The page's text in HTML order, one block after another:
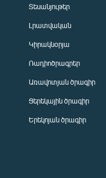
Տեսանյութեր
Լրատվական
Կիրակնօրյա
Ռադիոծրագրեր
Առավոտյան ծրագիր
Ցերեկային ծրագիր
Երեկոյան ծրագիր